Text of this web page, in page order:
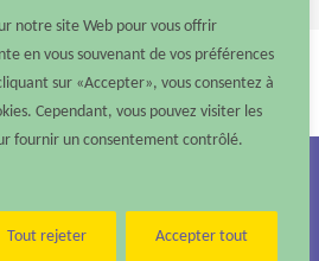
notre site Web pour vous offrir
en vous souvenant de vos préférences
sur «Accepter», vous consentez à
Cependant, vous pouvez visiter les
fournir un consentement contrôlé.
Tout rejeter Accepter tout
à jour : 22 juillet 2026
droits réservés – Réalisé parDigisanté